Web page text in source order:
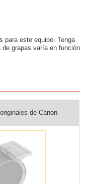
para este equipo. Tenga
grapas varía en función
de Canon